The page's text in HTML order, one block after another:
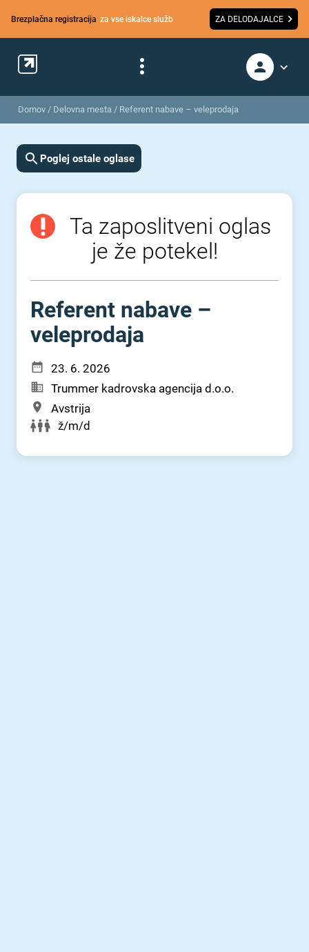
Brezplačna registracija za vse iskalce služb ZA DELODAJALCE
Domov / Delovna mesta / Referent nabave – veleprodaja
Poglej ostale oglase
Ta zaposlitveni oglas
je že potekel!
Referent nabave –
veleprodaja
23. 6. 2026
Trummer kadrovska agencija d.o.o.
Avstrija
ž/m/d